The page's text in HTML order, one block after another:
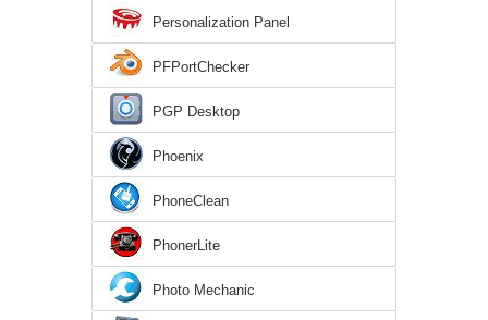
Personalization Panel
PFPortChecker
PGP Desktop
Phoenix
PhoneClean
PhonerLite
Photo Mechanic